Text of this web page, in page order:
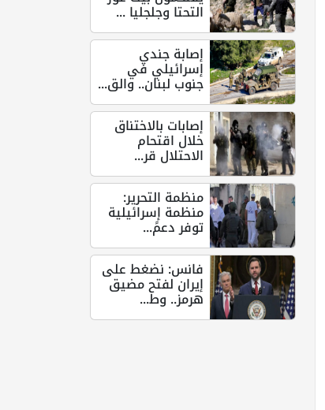
التحتا وجلجليا ...
إصابة جندي
إسرائيلي في
جنوب لبنان.. والق...
إصابات بالاختناق
خلال اقتحام
الاحتلال قر...
منظمة التحرير:
منظمة إسرائيلية
توفر دعمً...
فانس: نضغط على
إيران لفتح مضيق
هرمز.. وط...